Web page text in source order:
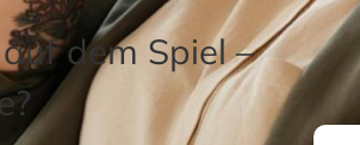
dem Spiel –